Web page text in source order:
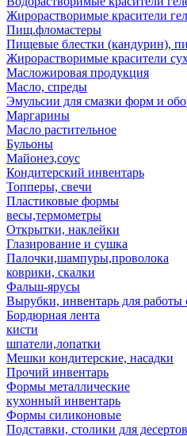
Жирорастворимые красители
Пищ.фломастеры
Пищевые блестки (кандурин),
Жирорастворимые красители
Масложировая продукция
Масло, спреды
Эмульсии для смазки форм и
Маргарины
Масло растительное
Бульоны
Майонез,соус
Кондитерский инвентарь
Топперы, свечи
Пластиковые формы
весы,термометры
Открытки, наклейки
Глазирование и сушка
Палочки,шампуры,проволока
коврики, скалки
Фальш-ярусы
Вырубки, инвентарь для работы
Бордюрная лента
кисти
шпатели,лопатки
Мешки кондитерские, насадки
Прочий инвентарь
Формы металлические
кухонный инвентарь
Формы силиконовые
Подставки, столики для десертов